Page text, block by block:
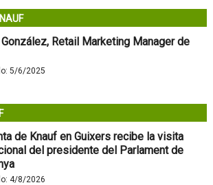
Retail Marketing Manager de
5/6/2025
de Knauf en Guixers recibe la visita
del presidente del Parlament de
4/8/2026